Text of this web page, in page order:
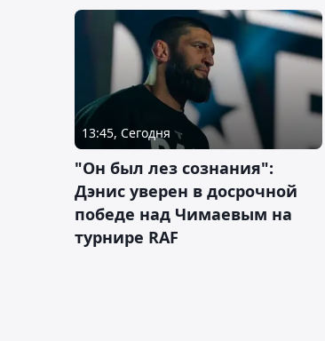
13:45, Сегодня
"Он был лез сознания":
Дэнис уверен в досрочной
победе над Чимаевым на
турнире RAF